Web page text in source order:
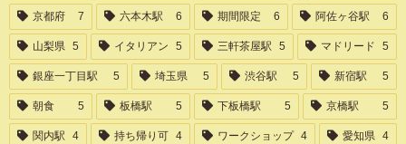
京都府 7 六本木駅 6 期間限定 6 阿佐ヶ谷駅 6
山梨県 5 イタリアン 5 三軒茶屋駅 5 マドリード 5
銀座一丁目駅 5 埼玉県 5 渋谷駅 5 新宿駅 5
朝食 5 板橋駅 5 下板橋駅 5 京橋駅 5
関内駅 4 持ち帰り可 4 ワークショップ 4 愛知県 4